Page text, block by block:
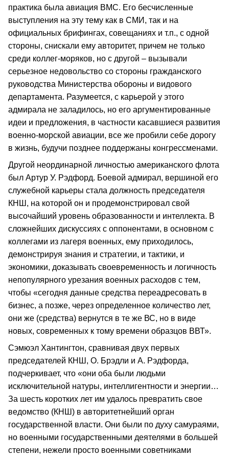
практика была авиация ВМС. Его бесчисленные
выступления на эту тему как в СМИ, так и на
официальных брифингах, совещаниях и т.п., с одной
стороны, снискали ему авторитет, причем не только
среди коллег-моряков, но с другой – вызывали
серьезное недовольство со стороны гражданского
руководства Министерства обороны и видового
департамента. Разумеется, с карьерой у этого
адмирала не заладилось, но его аргументированные
идеи и предложения, в частности касавшиеся развития
военно-морской авиации, все же пробили себе дорогу
в жизнь, будучи позднее поддержаны конгрессменами.
Другой неординарной личностью американского флота
был Артур У. Рэдфорд. Боевой адмирал, вершиной его
служебной карьеры стала должность председателя
КНШ, на которой он и продемонстрировал свой
высочайший уровень образованности и интеллекта. В
сложнейших дискуссиях с оппонентами, в основном с
коллегами из лагеря военных, ему приходилось,
демонстрируя знания и стратегии, и тактики, и
экономики, доказывать своевременность и логичность
непопулярного урезания военных расходов с тем,
чтобы «сегодня данные средства переадресовать в
бизнес, а позже, через определенное количество лет,
они же (средства) вернутся в те же ВС, но в виде
новых, современных к тому времени образцов ВВТ».
Сэмюэл Хантингтон, сравнивая двух первых
председателей КНШ, О. Брэдли и А. Рэдфорда,
подчеркивает, что «они оба были людьми
исключительной натуры, интеллигентности и энергии…
За шесть коротких лет им удалось превратить свое
ведомство (КНШ) в авторитетнейший орган
государственной власти. Они были по духу самураями,
но военными государственными деятелями в большей
степени, нежели просто военными советниками